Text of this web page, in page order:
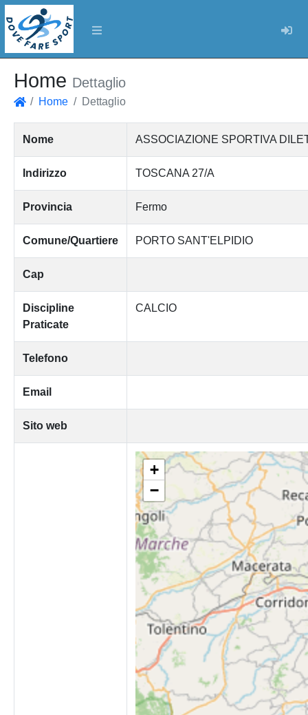
Home Dettaglio
Home Dettaglio
Nome ASSOCIAZIONE SPORTIVA
Indirizzo TOSCANA 27/A
Provincia Fermo
Comune/Quartiere PORTO SANT'ELPIDIO
Cap
Discipline
Praticate
CALCIO
Telefono
Email
Sito web
+
−